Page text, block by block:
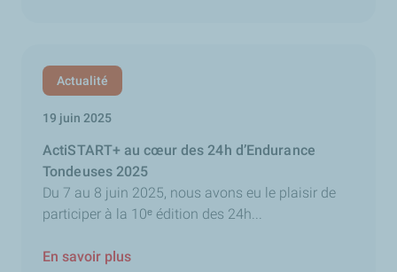
Actualité
19 juin 2025
ActiSTART+ au cœur des 24h d’Endurance
Tondeuses 2025
Du 7 au 8 juin 2025, nous avons eu le plaisir de
participer à la 10ᵉ édition des 24h...
En savoir plus